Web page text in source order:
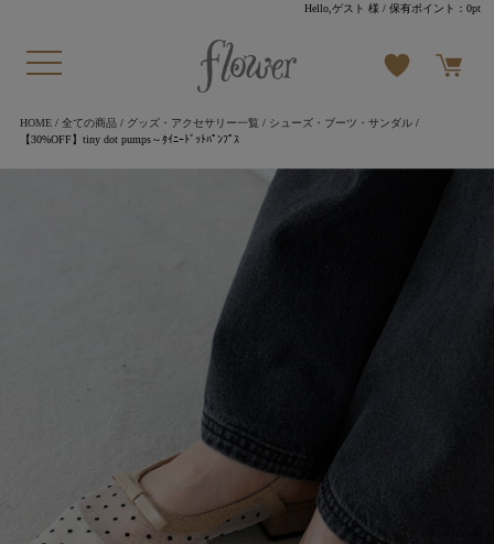
Hello,ゲスト 様 / 保有ポイント：0pt
HOME/ 全ての商品/ グッズ・アクセサリー一覧 / シューズ・ブーツ・サンダル/
【30%OFF】tiny dot pumps～ﾀｲﾆｰﾄﾞｯﾄﾊﾟﾝﾌﾟｽ